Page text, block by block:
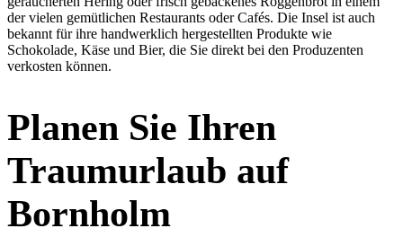
der vielen gemütlichen Restaurants oder Cafés. Die Insel ist auch
bekannt für ihre handwerklich hergestellten Produkte wie
Schokolade, Käse und Bier, die Sie direkt bei den Produzenten
verkosten können.
Planen Sie Ihren
Traumurlaub auf
Bornholm